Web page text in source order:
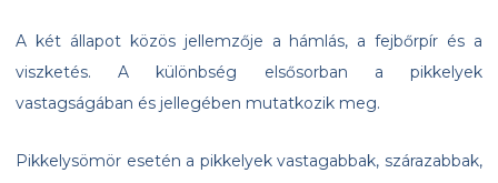
A két állapot közös jellemzője a hámlás, a fejbőrpír és a
viszketés. A különbség elsősorban a pikkelyek
vastagságában és jellegében mutatkozik meg.
Pikkelysömör esetén a pikkelyek vastagabbak, szárazabbak,